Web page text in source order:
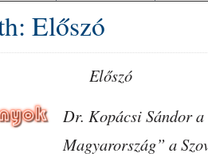
Előszó
Előszó
Dr. Kopácsi Sándor
Magyarország” a